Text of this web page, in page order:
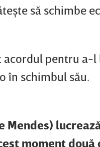
să schimbe
pentru a-l
în schimbul său.
Mendes)
moment